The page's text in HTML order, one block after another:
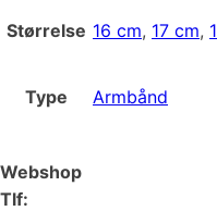
Størrelse 16 cm, 17 cm,
Type Armbånd
Webshop
Tlf: